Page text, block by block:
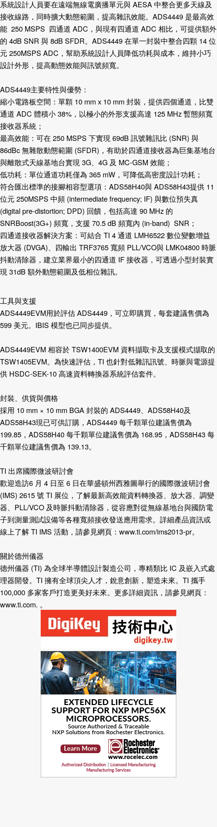
系統設計人員要在遠端無線電廣播單元與AESA 中整合更多天線及
接收線路，同時擴大動態範圍，提高雜訊效能。 ADS4449是最高效
能 250 MSPS 四通道 ADC ，與現有四通道 ADC 相比，可提供額外
的 4dB SNR 與8dB SFDR。 ADS4449在單一封裝中整合四顆 14位
元250MSPS ADC ，幫助系統設計人員降低功耗與成本，維持小巧
設計外形，提高動態效能與訊號頻寬。
ADS4449主要特性與優勢：
縮小電路板空間：單顆 10 mm x 10 mm封裝，提供四個通道，比雙
通道 ADC 體積小38% ，以極小的外形支援高達 125 MHz暫態頻寬
接收器系統；
最高效能：可在 250 MSPS 下實現 69dB 訊號雜訊比 (SNR) 與
86dBc無雜散動態範圍 (SFDR) ，有助於四通道接收器為巨集基地台
與離散式天線基地台實現 3G 4G 及 MC-GSM效能；
低功耗：單位通道功耗僅為 365 mW ，可降低高密度設計功耗；
符合匯出標準的接腳相容型選項： ADS58H40與ADS58H43提供 11
位元250MSPS 中頻 (intermediate frequency; IF) 與數位預失真
(digital pre-distortion; DPD) 回饋，包括高達 90 MHz 的
SNRBoost(3G+) 頻寬，支援 70.5 dB 頻寬內 (in-band) SNR ；
四通道接收器解決方案：可結合 TI 4通道 LMH6522數位變數增益
放大器 (DVGA) 、四輸出 TRF3765寬頻 PLL/VCO與 LMK04800時脈
抖動清除器 ，建立業界最小的四通道 IF接收器，可透過小型封裝實
現 31dB 額外動態範圍及低相位雜訊。
工具與支援
ADS4449EVM用於評估ADS4449 ，可立即購買，每套建議售價為
599 美元。 IBIS 模型也已同步提供。
ADS4449EVM相容於TSW1400EVM 資料擷取卡及支援模式擷取的
TSW1405EVM。為快速評估， TI 也針對低雜訊訊號、時脈與電源提
供 HSDC-SEK-10高速資料轉換器系統評估套件。
封裝、供貨與價格
採用 10 mm × 10 mm BGA 封裝的 ADS4449 ADS58H40及
ADS58H43現已可供訂購， ADS4449每千顆單位建議售價為
199.85 ， ADS58H40每千顆單位建議售價為 168.95 ， ADS58H43每
千顆單位建議售價為 139.13。
TI 出席國際微波研討會
歡迎造訪6 月 4 日至 6 日在華盛頓州西雅圖舉行的國際微波研討會
(IMS) 2615號 TI 展位，了解最新高效能資料轉換器、放大器、調變
器、 PLL/VCO 及時脈抖動清除器，從容應對從無線基地台與國防電
子到測量測試設備等各種寬頻接收發送應用需求。詳細產品資訊或
線上了解TI IMS 活動，請參見網頁： www.ti.com/ims2013-pr。
關於德州儀器
德州儀器 (TI) 為全球半導體設計製造公司 ， 專精類比 IC 及嵌入式處
理器開發。 TI 擁有全球頂尖人才，銳意創新，塑造未來。 TI 攜手
100,000 多家客戶打造更美好未來。更多詳細資訊，請參見網頁：
www.ti.com. 。